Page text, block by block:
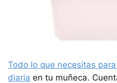
Todo lo que necesitas
diaria en tu muñeca.